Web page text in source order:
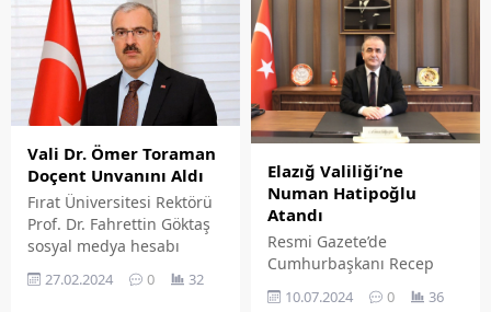
Başkanı Vehbi Genç,
Milletvekili Semih Işıkver'e
Baskil kayısısının Malatya
kayısısından ayrı olarak
pazarda yerini alabilmesi
ile ilgili yaptığı
açıklamaları için teşekkür
ettiler.
itibaren başlıyor.
Vali Dr. Ömer Toraman
Doçent Unvanını Aldı
Fırat Üniversitesi Rektörü
Prof. Dr. Fahrettin Göktaş
sosyal medya hesabı
paylaşımla haberi
27.02.2024 0 32
Elazığ Valiliği’ne
Numan Hatipoğlu
Atandı
Resmi Gazete’de
Cumhurbaşkanı Recep
Tayyip Erdoğan’ın
imzasıyla atama kararları
10.07.2024 0 36